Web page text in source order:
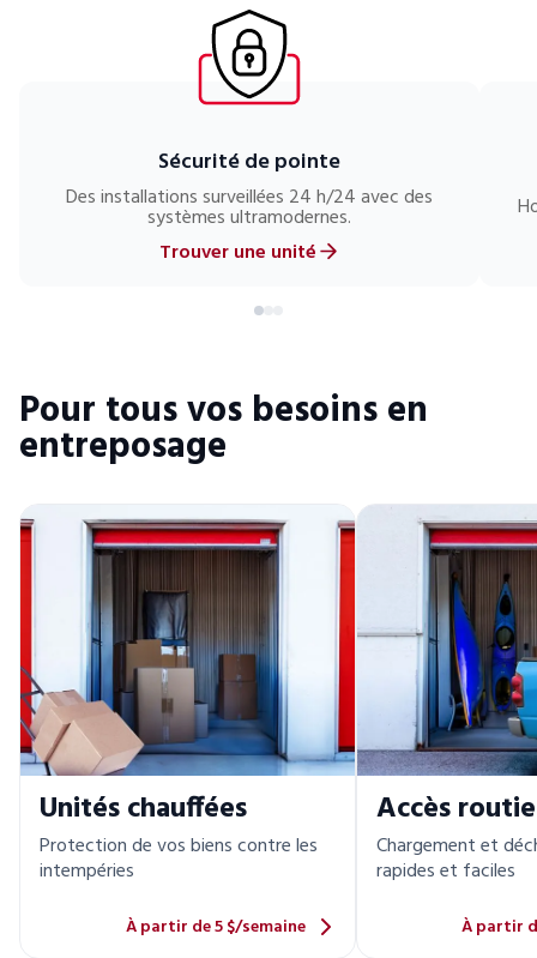
Sécurité de pointe
Des installations surveillées 24 h/24 avec des
systèmes ultramodernes.
Trouver une unité
Pour tous vos besoins en
entreposage
Unités chauffées
Protection de vos biens contre les
intempéries
À partir de 5 $/semaine
Accès
Chargement et
rapides et faciles
À partir